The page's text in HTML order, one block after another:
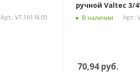
Арт.: VT.161.N.05
ручной Valtec 3/
В наличии Арт.:
70,94руб.